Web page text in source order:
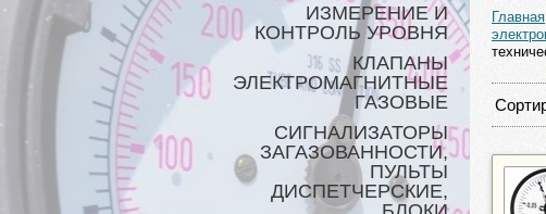
ИЗМЕРЕНИЕ И
КОНТРОЛЬ УРОВНЯ
КЛАПАНЫ
ЭЛЕКТРОМАГНИТНЫЕ
ГАЗОВЫЕ
СИГНАЛИЗАТОРЫ
ЗАГАЗОВАННОСТИ,
ПУЛЬТЫ
ДИСПЕТЧЕРСКИЕ,
Главная